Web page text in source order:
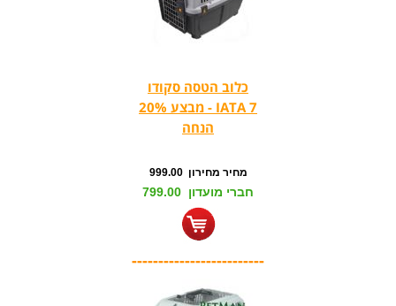
כלוב הטסה סקודו
IATA 7 - מבצע 20%
הנחה
מחיר מחירון 999.00
חברי מועדון 799.00
-------------------------